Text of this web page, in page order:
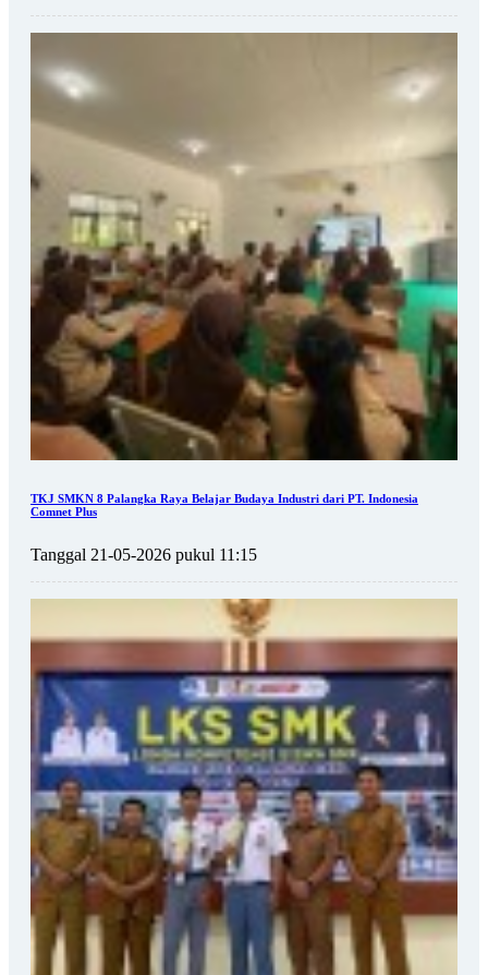
TKJ SMKN 8 Palangka Raya Belajar Budaya Industri dari PT. Indonesia
Comnet Plus
Tanggal 21-05-2026 pukul 11:15